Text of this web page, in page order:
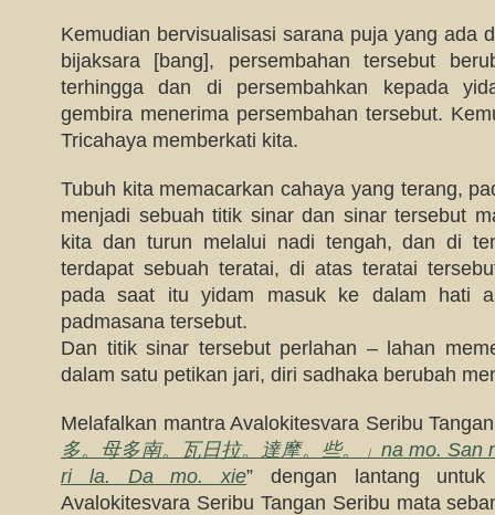
Kemudian bervisualisasi sarana puja yang ada
bijaksara [bang], persembahan tersebut
terhingga dan di persembahkan kepada
gembira menerima persembahan tersebut.
Tricahaya memberkati kita.
Tubuh kita memacarkan cahaya yang terang,
menjadi sebuah titik sinar dan sinar tersebut
kita dan turun melalui nadi tengah, dan di
terdapat sebuah teratai, di atas teratai
pada saat itu yidam masuk ke dalam hati
padmasana tersebut.
Dan titik sinar tersebut perlahan – lahan
dalam satu petikan jari, diri sadhaka berubah
Melafalkan mantra Avalokitesvara Seribu
多。母多南。瓦日拉。達摩。些。」na mo. San
ri la. Da mo. xie” dengan lantang untuk
Avalokitesvara Seribu Tangan Seribu mata